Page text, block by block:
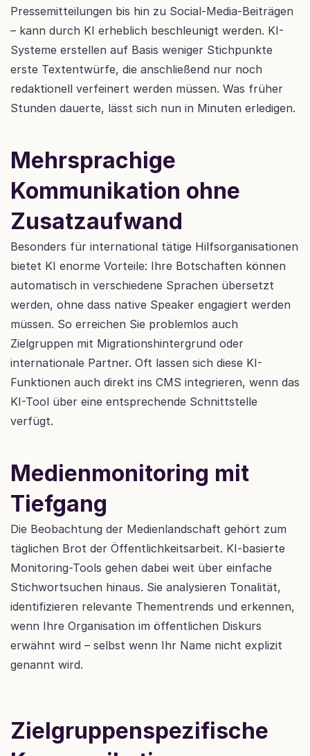
Pressemitteilungen bis hin zu Social-Media-Beiträgen
– kann durch KI erheblich beschleunigt werden. KI-
Systeme erstellen auf Basis weniger Stichpunkte
erste Textentwürfe, die anschließend nur noch
redaktionell verfeinert werden müssen. Was früher
Stunden dauerte, lässt sich nun in Minuten erledigen.
Mehrsprachige
Kommunikation ohne
Zusatzaufwand
Besonders für international tätige Hilfsorganisationen
bietet KI enorme Vorteile: Ihre Botschaften können
automatisch in verschiedene Sprachen übersetzt
werden, ohne dass native Speaker engagiert werden
müssen. So erreichen Sie problemlos auch
Zielgruppen mit Migrationshintergrund oder
internationale Partner. Oft lassen sich diese KI-
Funktionen auch direkt ins CMS integrieren, wenn das
KI-Tool über eine entsprechende Schnittstelle
verfügt.
Medienmonitoring mit
Tiefgang
Die Beobachtung der Medienlandschaft gehört zum
täglichen Brot der Öffentlichkeitsarbeit. KI-basierte
Monitoring-Tools gehen dabei weit über einfache
Stichwortsuchen hinaus. Sie analysieren Tonalität,
identifizieren relevante Thementrends und erkennen,
wenn Ihre Organisation im öffentlichen Diskurs
erwähnt wird – selbst wenn Ihr Name nicht explizit
genannt wird.
Zielgruppenspezifische